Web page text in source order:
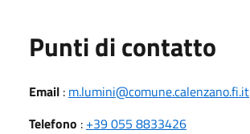
Punti di contatto
Email : m.lumini@comune.calenzano.fi.it
Telefono : +39 055 8833426